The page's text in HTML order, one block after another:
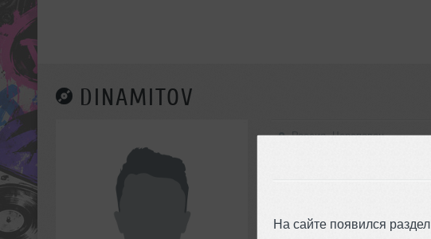
На сайте появился раздел
DINAMITOV
Россия, Череповец